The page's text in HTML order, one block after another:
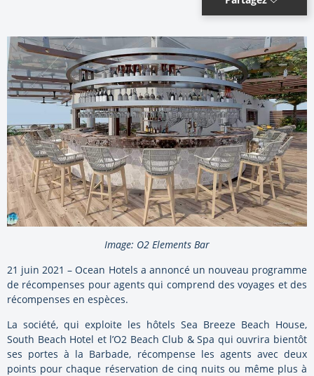
Image: O2 Elements Bar
21 juin 2021 – Ocean Hotels a annoncé un nouveau programme
de récompenses pour agents qui comprend des voyages et des
récompenses en espèces.
La société, qui exploite les hôtels Sea Breeze Beach House,
South Beach Hotel et l’O2 Beach Club & Spa qui ouvrira bientôt
ses portes à la Barbade, récompense les agents avec deux
points pour chaque réservation de cinq nuits ou même plus à